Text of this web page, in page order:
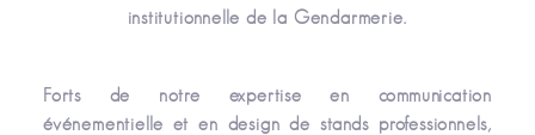
institutionnelle de la Gendarmerie.
Forts de notre expertise en communication
événementielle et en design de stands professionnels,